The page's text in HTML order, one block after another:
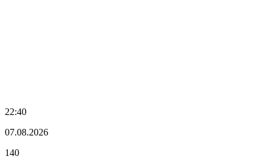
22:40
07.08.2026
140